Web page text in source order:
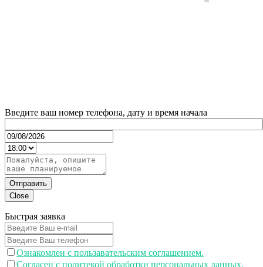
Введите ваш номер телефона, дату и время начала
Отправить
Close
Быстрая заявка
Ознакомлен с пользавательским соглашением.
Согласен с политекой обработки персональных данных.